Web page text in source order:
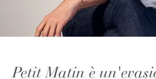
Petit Matin è